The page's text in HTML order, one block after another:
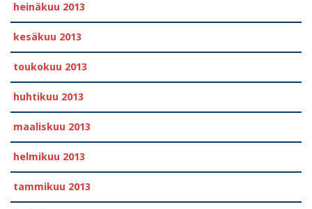
heinäkuu 2013
kesäkuu 2013
toukokuu 2013
huhtikuu 2013
maaliskuu 2013
helmikuu 2013
tammikuu 2013